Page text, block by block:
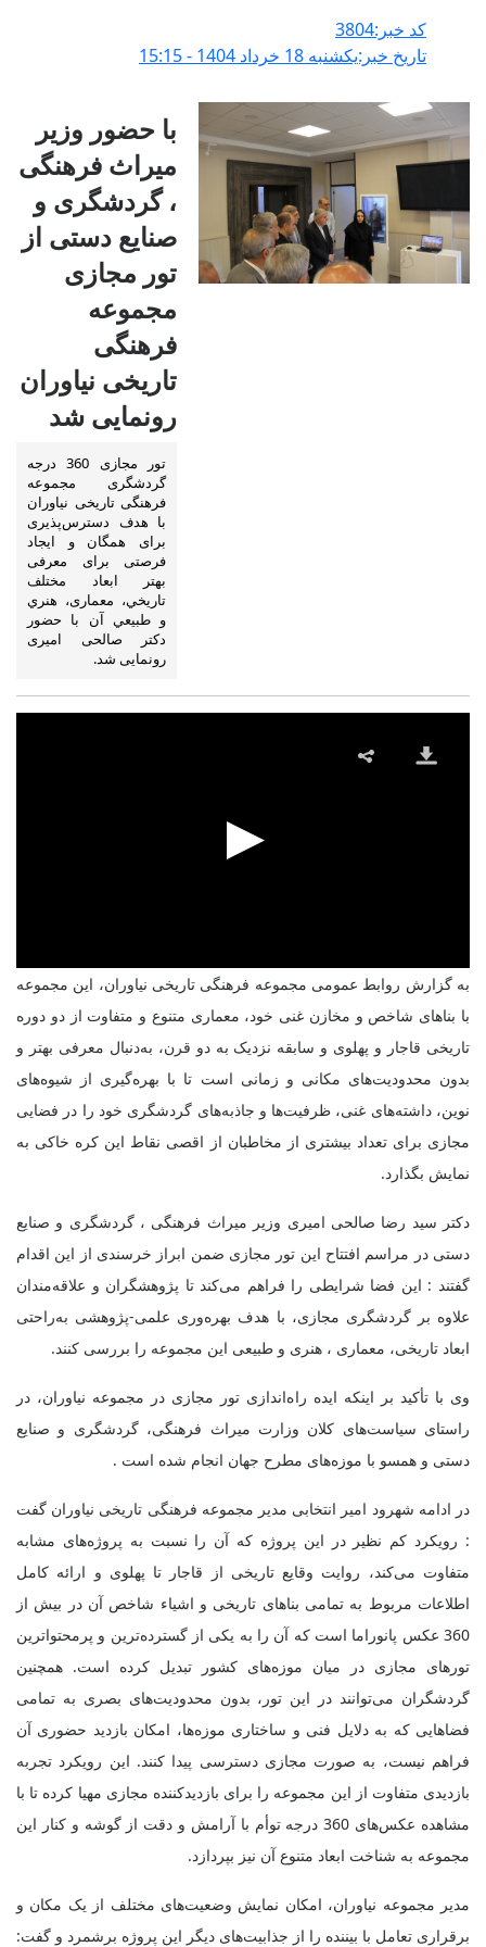
کد خبر:3804
تاریخ خبر:يکشنبه 18 خرداد 1404 - 15:15
با حضور وزیر
میراث فرهنگی
، گردشگری و
صنایع دستی از
تور مجازی
مجموعه
فرهنگی
تاریخی نیاوران
رونمایی شد
تور مجازی 360 درجه
گردشگری مجموعه
فرهنگی تاریخی نیاوران
با هدف دسترس‌پذیری
برای همگان و ایجاد
فرصتی برای معرفی
بهتر ابعاد مختلف
تاريخي، معماری، هنري
و طبيعي آن با حضور
دکتر صالحی امیری
رونمایی شد.
به گزارش روابط عمومی مجموعه فرهنگی تاریخی نیاوران، این مجموعه
با بناهای شاخص و مخازن غنی خود، معماری متنوع و متفاوت از دو دوره
تاریخی قاجار و پهلوی و سابقه نزدیک به دو قرن، به‌دنبال معرفی بهتر و
بدون محدودیت‌های مکانی و زمانی است تا با بهره‌گیری از شیوه‌های
نوین، داشته‌های غنی، ظرفیت‌ها و جاذبه‌های گردشگری خود را در فضایی
مجازی برای تعداد بیشتری از مخاطبان از اقصی نقاط این کره خاکی به
نمایش بگذارد.
دکتر سید رضا صالحی امیری وزیر میراث فرهنگی ، گردشگری و صنایع
دستی در مراسم افتتاح این تور مجازی ضمن ابراز خرسندی از این اقدام
گفتند : این فضا شرایطی را فراهم می‌کند تا پژوهشگران و علاقه‌مندان
علاوه بر گردشگری مجازی، با هدف بهره‌وری علمی-پژوهشی به‌راحتی
ابعاد تاریخی، معماری ، هنری و طبیعی این مجموعه را بررسی کنند.
وی با تأکید بر اینکه ایده راه‌اندازی تور مجازی در مجموعه نیاوران، در
راستای سیاست‌های کلان وزارت میراث فرهنگی، گردشگری و صنایع
دستی و همسو با موزه‌های مطرح جهان انجام شده است .
در ادامه شهرود امیر انتخابی مدیر مجموعه فرهنگی تاریخی نیاوران گفت
: رویکرد کم نظیر در این پروژه که آن را نسبت به پروژه‌های مشابه
متفاوت می‌کند، روایت وقایع تاریخی از قاجار تا پهلوی و ارائه کامل
اطلاعات مربوط به تمامی بناهای تاریخی و اشیاء شاخص آن در بیش از
360 عکس پانوراما است که آن را به یکی از گسترده‌ترین و پرمحتواترین
تورهای مجازی در میان موزه‌های کشور تبدیل کرده است. همچنین
گردشگران می‌توانند در این تور، بدون محدودیت‌های بصری به تمامی
فضاهایی که به دلایل فنی و ساختاری موزه‌ها، امکان بازدید حضوری آن
فراهم نیست، به صورت مجازی دسترسی پیدا کنند. این رویکرد تجربه
بازدیدی متفاوت از این مجموعه را برای بازدیدکننده مجازی مهیا کرده تا با
مشاهده عکس‌های 360 درجه توأم با آرامش و دقت از گوشه و کنار این
مجموعه به شناخت ابعاد متنوع آن نیز بپردازد.
مدیر مجموعه نیاوران، امکان نمایش وضعیت‌های مختلف از یک مکان و
برقراری تعامل با بیننده را از جذابیت‌های دیگر این پروژه برشمرد و گفت: